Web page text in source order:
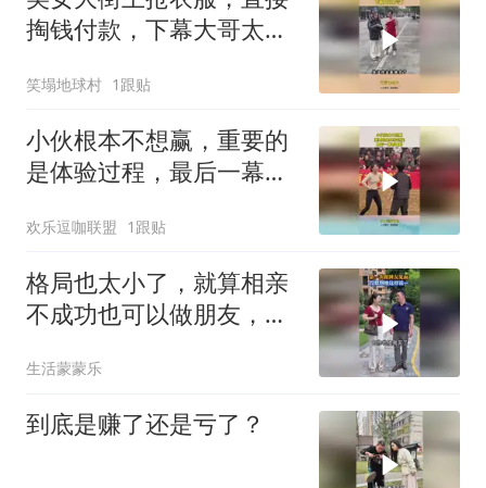
掏钱付款，下幕大哥太亏
笑塌地球村 1跟贴
小伙根本不想赢，重要的
是体验过程，最后一幕看
欢乐逗咖联盟 1跟贴
格局也太小了，就算相亲
不成功也可以做朋友，活
生活蒙蒙乐
到底是赚了还是亏了？